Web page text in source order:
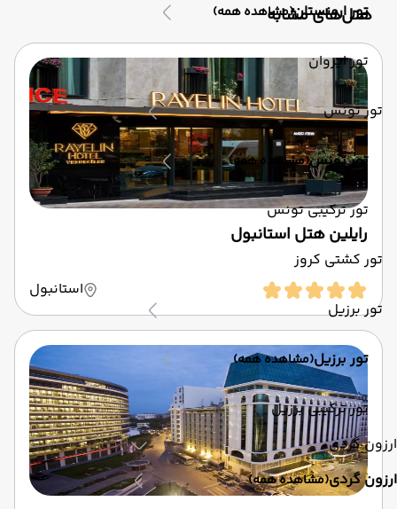
تور ارمنستان(مشاهده همه)
تور ایروان
تور تونس
تور تونس(مشاهده همه)
تور ترکیبی تونس
تور کشتی کروز
تور برزیل
تور برزیل(مشاهده همه)
تور ترکیبی برزیل
ارزون گردی
ارزون گردی(مشاهده همه)
‌هتل‌های مشابه
رایلین هتل استانبول
استانبول